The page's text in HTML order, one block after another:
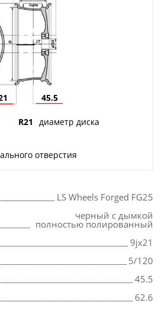
45.5
R21
диаметр диска
отверстия
LS Wheels Forged FG25
черный с дымкой
полностью полированный
9jx21
5/120
45.5
62.6